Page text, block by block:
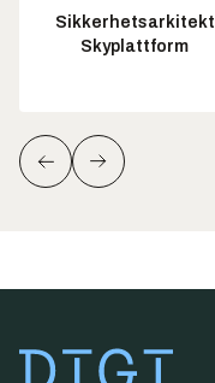
Sikkerhetsarkitekt
Skyplattform